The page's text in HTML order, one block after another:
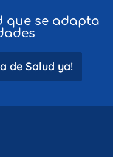
que se adapta
de Salud ya!